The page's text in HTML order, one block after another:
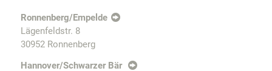
Ronnenberg/Empelde
Lägenfeldstr. 8
30952 Ronnenberg
Hannover/Schwarzer Bär